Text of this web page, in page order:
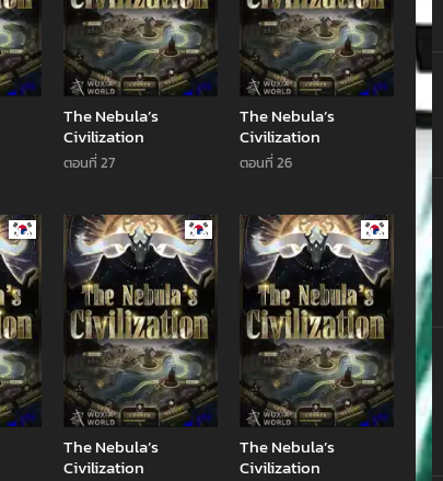
The Nebula’s
Civilization
ตอนที่ 27
The Nebula’s
Civilization
ตอนที่ 26
Manhwa Manhwa
The Nebula’s
Civilization
Manhwa
The Nebula’s
Civilization